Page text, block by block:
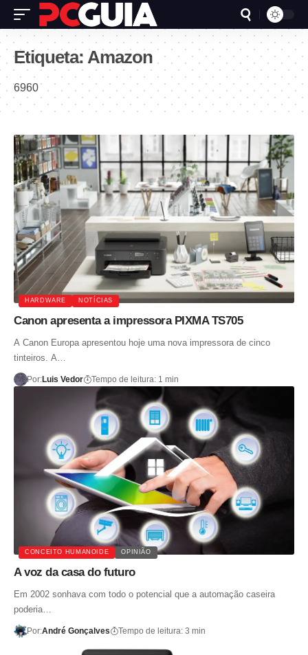
Etiqueta: Amazon
6960
HARDWARE NOTÍCIAS
Canon apresenta a impressora PIXMA TS705
A Canon Europa apresentou hoje uma nova impressora de cinco
tinteiros. A…
Por:Luis Vedor Tempo de leitura: 1 min
CONCEITO HUMANOIDE OPINIÃO
A voz da casa do futuro
Em 2002 sonhava com todo o potencial que a automação caseira
poderia…
Por:André Gonçalves Tempo de leitura: 3 min